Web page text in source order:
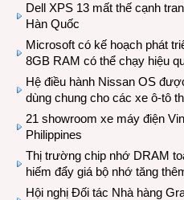
Dell XPS 13 mất thế cạnh
Hàn Quốc
Microsoft có kế hoạch phát
8GB RAM có thể chạy hiệu
Hệ điều hành Nissan OS
dùng chung cho các xe ô-tô
21 showroom xe máy điện
Philippines
Thị trường chip nhớ DRAM
hiếm đẩy giá bộ nhớ tăng
Hội nghị Đối tác Nhà hàng